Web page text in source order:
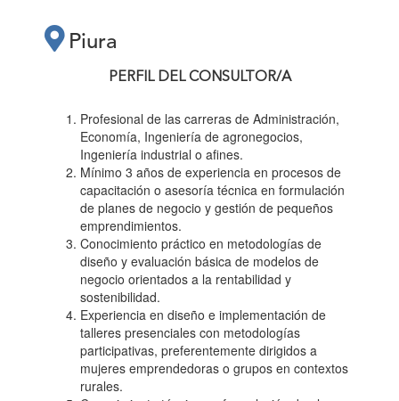
“PLANES DE
NEGOCIO PARA
EMPRENDEDORAS”"
Piura
PERFIL DEL CONSULTOR/A
Profesional de las carreras de Administración,
Economía, Ingeniería de agronegocios,
Ingeniería industrial o afines.
Mínimo 3 años de experiencia en procesos de
capacitación o asesoría técnica en formulación
de planes de negocio y gestión de pequeños
emprendimientos.
Conocimiento práctico en metodologías de
diseño y evaluación básica de modelos de
negocio orientados a la rentabilidad y
sostenibilidad.
Experiencia en diseño e implementación de
talleres presenciales con metodologías
participativas, preferentemente dirigidos a
mujeres emprendedoras o grupos en contextos
rurales.